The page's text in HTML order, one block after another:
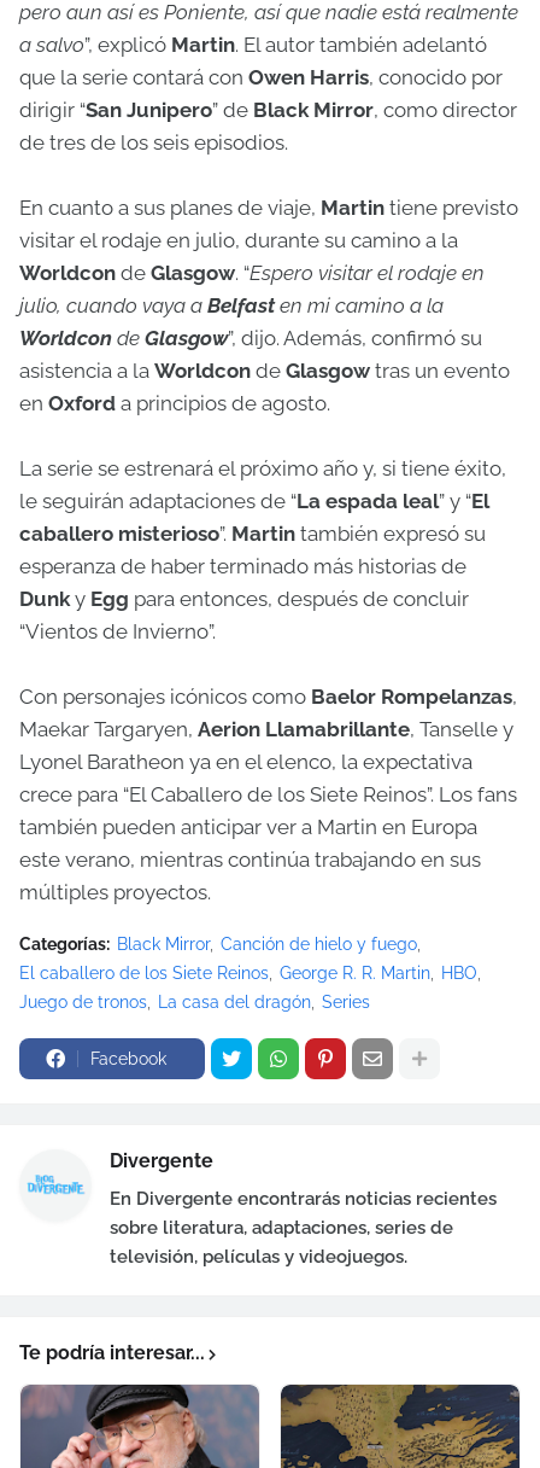
pero aun así es Poniente, así que nadie está realmente
a salvo”, explicó Martin. El autor también adelantó
que la serie contará con Owen Harris, conocido por
dirigir “San Junipero” de Black Mirror, como director
de tres de los seis episodios.
En cuanto a sus planes de viaje, Martin tiene previsto
visitar el rodaje en julio, durante su camino a la
Worldcon de Glasgow. “Espero visitar el rodaje en
julio, cuando vaya a Belfasten mi camino a la
Worldcon de Glasgow”, dijo. Además, confirmó su
asistencia a la Worldcon de Glasgow tras un evento
en Oxford a principios de agosto.
La serie se estrenará el próximo año y, si tiene éxito,
le seguirán adaptaciones de “La espada leal” y “El
caballero misterioso”. Martin también expresó su
esperanza de haber terminado más historias de
Dunky Egg para entonces, después de concluir
“Vientos de Invierno”.
Con personajes icónicos como Baelor Rompelanzas,
Maekar Targaryen, Aerion Llamabrillante, Tanselle y
Lyonel Baratheon ya en el elenco, la expectativa
crece para “El Caballero de los Siete Reinos”. Los fans
también pueden anticipar ver a Martin en Europa
este verano, mientras continúa trabajando en sus
múltiples proyectos.
Categorías: Black Mirror Canción de hielo y fuego
El caballero de los Siete Reinos George R. R. Martin
HBO
Juego de tronos
La casa del dragón Series
Facebook
Divergente
En Divergente encontrarás noticias recientes
sobre literatura, adaptaciones, series de
televisión, películas y videojuegos.
Te podría interesar...